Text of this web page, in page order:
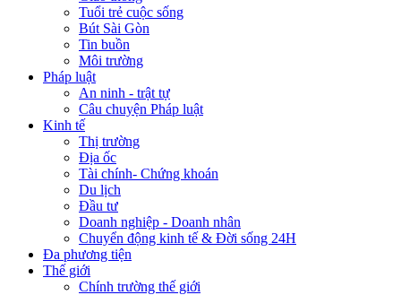
Tuổi trẻ cuộc sống
Bút Sài Gòn
Tin buồn
Môi trường
Pháp luật
An ninh - trật tự
Câu chuyện Pháp luật
Kinh tế
Thị trường
Địa ốc
Tài chính- Chứng khoán
Du lịch
Đầu tư
Doanh nghiệp - Doanh nhân
Chuyển động kinh tế & Đời sống 24H
Đa phương tiện
Thế giới
Chính trường thế giới